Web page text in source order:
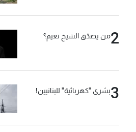
2من يصدّق الشيخ نعيم؟
3بشرى "كهربائية" للبنانيين!